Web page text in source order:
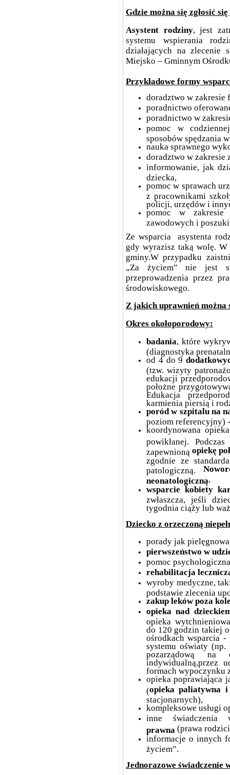
Gdzie można się zgłosić
Asystent rodziny, jest
systemu wspierania
działających na zlecenie
Miejsko – Gminnym
Przykładowe formy
doradztwo w zakresie
poradnictwo
poradnictwo w
pomoc w
sposobów spędzania
nauka sprawnego
doradztwo w zakresie
informowanie, jak
dziecka,
pomoc w sprawach
z pracownikami
policji, urzędów i
pomoc w
zawodowych i
Ze wsparcia asystenta
gdy wyrazisz taką wolę.
gminy.W przypadku
„Za życiem” nie jest
przeprowadzenia przez
środowiskowego.
Z jakich uprawnień można
Okres okołoporodowy:
badania, które
(diagnostyka
od 4 do 9
(tzw. wizyty
edukacji
położne
Edukacja
karmienia piersią i
poród w szpitalu na
poziom referencyjny)
koordynowana
powikłanej.
zapewnionąopiekę
zgodnie ze
patologiczną.
neonatologiczną,
wsparcie kobiety
zwłaszcza, jeśli
tygodnia ciąży lub
Dziecko z orzeczoną
porady jak
pierwszeństwo w
pomoc
rehabilitacja
wyroby medyczne,
podstawie zlecenia
zakup leków poza
opieka nad
opieka
do 120 godzin takiej
ośrodkach wsparcia -
systemu oświaty (np.
pozarządową
indywidualną,przez
formach wypoczynku
opieka poprawiająca
(opieka paliatywna
stacjonarnych),
kompleksowe usługi
inne
prawna (prawa
informacje o innych
życiem”.
Jednorazowe świadczenie